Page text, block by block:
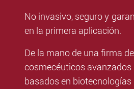
No invasivo, seguro y
en la primera aplicación.
De la mano de una firma
cosmecéuticos avanzados
basados en biotecnologías